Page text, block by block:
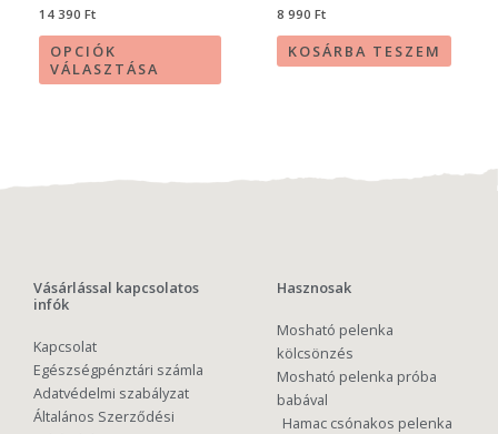
14 390Ft
OPCIÓK
VÁLASZTÁSA
8 990Ft
KOSÁRBA TESZEM
Vásárlással kapcsolatos
infók
Kapcsolat
Egészségpénztári számla
Adatvédelmi szabályzat
Általános Szerződési
Hasznosak
Mosható pelenka
kölcsönzés
Mosható pelenka próba
babával
Hamac csónakos pelenka